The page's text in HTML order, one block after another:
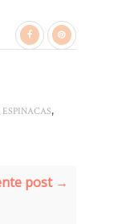
ESPINACAS,
post →